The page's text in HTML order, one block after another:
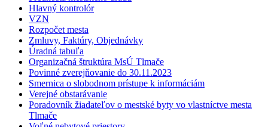
Hlavný kontrolór
VZN
Rozpočet mesta
Zmluvy, Faktúry, Objednávky
Úradná tabuľa
Organizačná štruktúra MsÚ Tlmače
Povinné zverejňovanie do 30.11.2023
Smernica o slobodnom prístupe k informáciám
Verejné obstarávanie
Poradovník žiadateľov o mestské byty vo vlastníctve mesta
Tlmače